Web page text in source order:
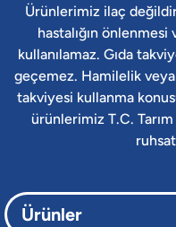
Ürünlerimiz ilaç
hastalığın
kullanılamaz. Gıda
geçemez. Hamilelik
takviyesi kullanma
ürünlerimiz T.C. Tarım
Ürünler